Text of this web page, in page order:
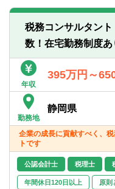
働きや
えて
・残
・在
・時
・産
全等
■事
税務等
■各種
【ア
は、
点を
クラ
作成
税務コンサルタン
数！在宅勤務制度
年収
395万円～
勤務地
静岡県
企業の成長に貢献すべく、
トです
公認会計士 税理士
年間休日120日以上 原則